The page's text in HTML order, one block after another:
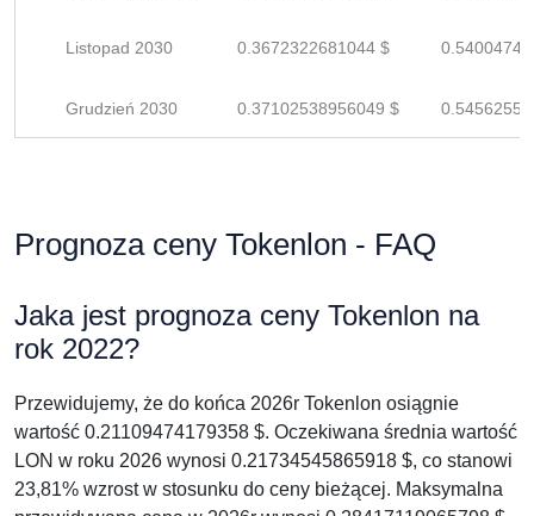
Listopad 2030 0.3672322681044 $
Grudzień 2030 0.37102538956049 $
Prognoza ceny Tokenlon - FAQ
Jaka jest prognoza ceny Tokenlon na
rok 2022?
Przewidujemy, że do końca 2026r Tokenlon osiągnie
wartość 0.21109474179358 $. Oczekiwana średnia wartość
LON w roku 2026 wynosi 0.21734545865918 $, co stanowi
23,81% wzrost w stosunku do ceny bieżącej. Maksymalna